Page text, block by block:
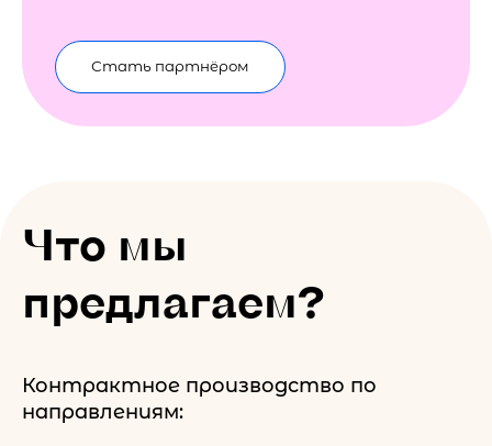
Стать партнёром
Что мы
предлагаем?
Контрактное производство по
направлениям: